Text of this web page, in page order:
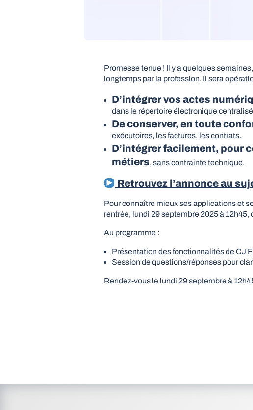
Promesse tenue ! Il y a quelques
longtemps par la profession. Il sera
D’intégrer vos actes
dans le répertoire électronique
De conserver, en toute
exécutoires, les factures, les contrats.
D’intégrer facilement, pour
métiers, sans contrainte technique.
Retrouvez l’annonce au
Pour connaître mieux ses applications et
rentrée, lundi 29 septembre 2025 à 12h45,
Au programme :
Présentation des fonctionnalités de CJ
Session de questions/réponses pour
Rendez-vous le lundi 29 septembre à